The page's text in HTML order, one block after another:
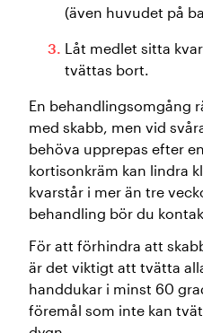
(även huvudet på
Låt medlet sitta
tvättas bort.
En behandlingsomgång
med skabb, men vid
behöva upprepas efter
kortisonkräm kan lindra
kvarstår i mer än tre
behandling bör du
För att förhindra att
är det viktigt att tvätta
handdukar i minst 60
föremål som inte kan